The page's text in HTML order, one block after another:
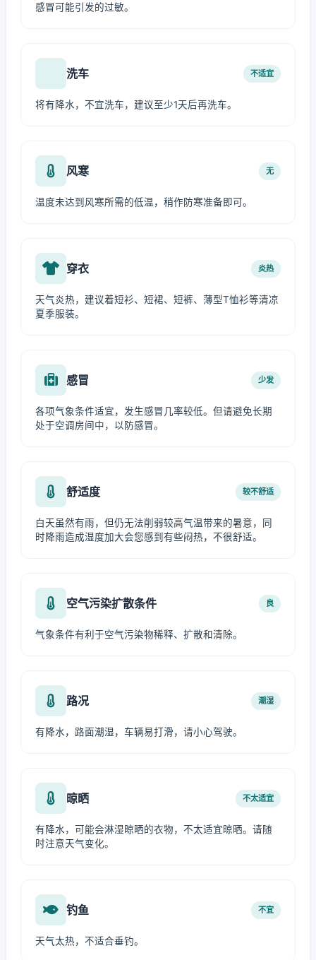
感冒可能引发的过敏。
洗车 不适宜
将有降水，不宜洗车，建议至少1天后再洗车。
风寒 无
温度未达到风寒所需的低温，稍作防寒准备即可。
穿衣 炎热
天气炎热，建议着短衫、短裙、短裤、薄型T恤衫等清凉
夏季服装。
感冒 少发
各项气象条件适宜，发生感冒几率较低。但请避免长期
处于空调房间中，以防感冒。
舒适度 较不舒适
白天虽然有雨，但仍无法削弱较高气温带来的暑意，同
时降雨造成湿度加大会您感到有些闷热，不很舒适。
空气污染扩散条件 良
气象条件有利于空气污染物稀释、扩散和清除。
路况 潮湿
有降水，路面潮湿，车辆易打滑，请小心驾驶。
晾晒 不太适宜
有降水，可能会淋湿晾晒的衣物，不太适宜晾晒。请随
时注意天气变化。
钓鱼 不宜
天气太热，不适合垂钓。